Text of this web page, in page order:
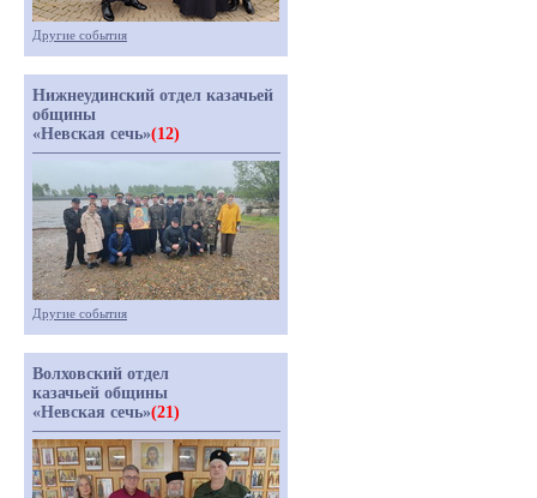
Другие события
Нижнеудинский отдел казачьей
общины
«Невская сечь»(12)
Другие события
Волховский отдел
казачьей общины
«Невская сечь»(21)